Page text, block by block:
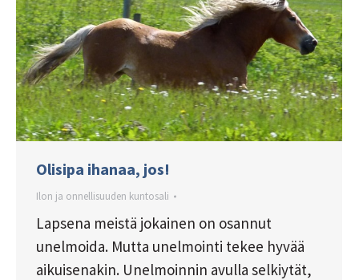
Olisipa ihanaa, jos!
Ilon ja onnellisuuden kuntosali
Lapsena meistä jokainen on osannut
unelmoida. Mutta unelmointi tekee hyvää
aikuisenakin. Unelmoinnin avulla selkiytät,